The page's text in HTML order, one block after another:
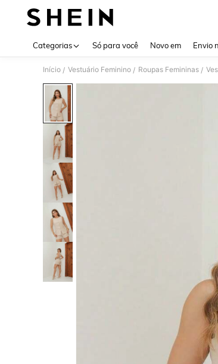
Categorias Só para você Novo em Envio
Início / Vestuário Feminino / Roupas Femininas /